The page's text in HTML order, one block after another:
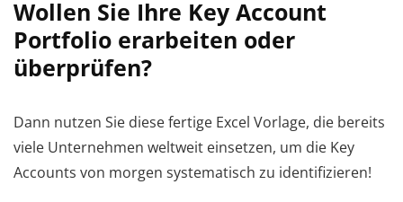
Wollen Sie Ihre Key Account
Portfolio erarbeiten oder
überprüfen?
Dann nutzen Sie diese fertige Excel Vorlage, die bereits
viele Unternehmen weltweit einsetzen, um die Key
Accounts von morgen systematisch zu identifizieren!